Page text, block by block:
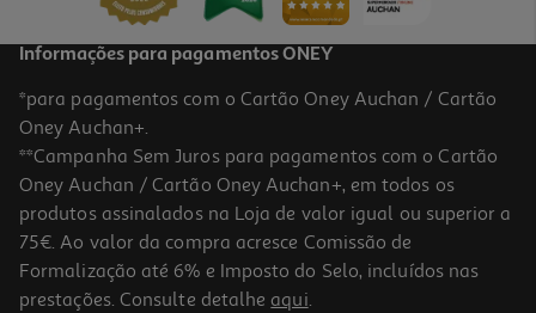
4.5 (31)
Informações para pagamentos ONEY
*para pagamentos com o Cartão Oney Auchan / Cartão
Oney Auchan+.
**Campanha Sem Juros para pagamentos com o Cartão
Oney Auchan / Cartão Oney Auchan+, em todos os
produtos assinalados na Loja de valor igual ou superior a
75€. Ao valor da compra acresce Comissão de
Formalização até 6% e Imposto do Selo, incluídos nas
prestações. Consulte detalhe aqui.